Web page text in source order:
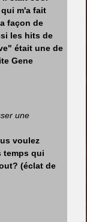
m'a fait
façon de
les hits de
était une de
Gene
une
voulez
temps qui
(éclat de